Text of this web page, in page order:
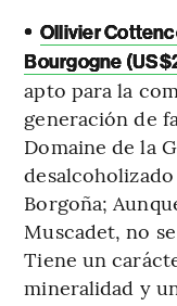
• Ollivier
Bourgogne
apto para la
generación de
Domaine de la
Borgoña;
Muscadet, no
Tiene un
mineralidad y